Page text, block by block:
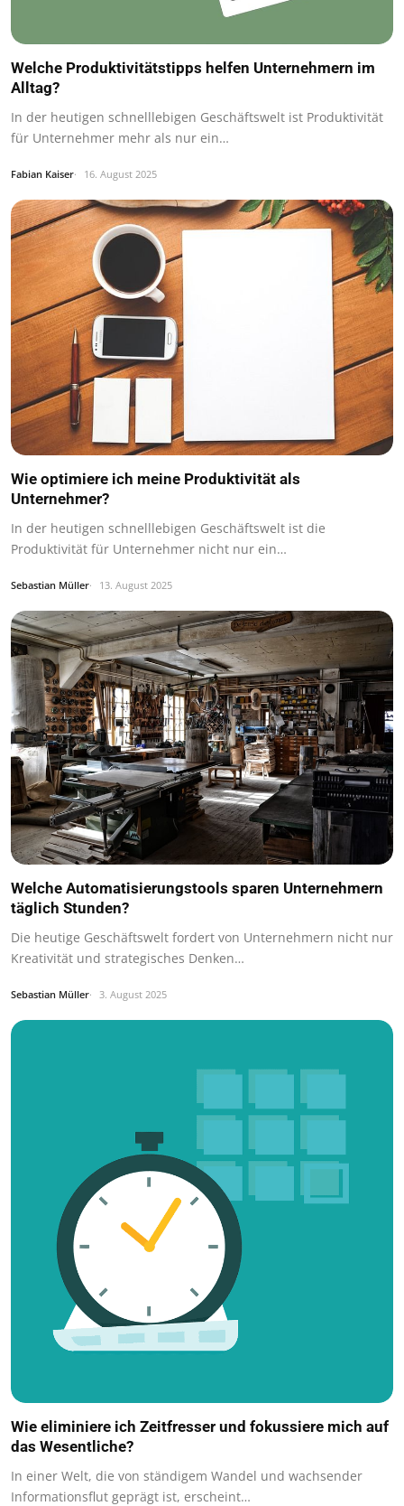
Welche Produktivitätstipps helfen Unternehmern im
Alltag?
In der heutigen schnelllebigen Geschäftswelt ist Produktivität
für Unternehmer mehr als nur ein…
Fabian Kaiser 16. August 2025
Wie optimiere ich meine Produktivität als
Unternehmer?
In der heutigen schnelllebigen Geschäftswelt ist die
Produktivität für Unternehmer nicht nur ein…
Sebastian Müller 13. August 2025
Welche Automatisierungstools sparen Unternehmern
täglich Stunden?
Die heutige Geschäftswelt fordert von Unternehmern nicht nur
Kreativität und strategisches Denken…
Sebastian Müller 3. August 2025
Wie eliminiere ich Zeitfresser und fokussiere mich auf
das Wesentliche?
In einer Welt, die von ständigem Wandel und wachsender
Informationsflut geprägt ist, erscheint…